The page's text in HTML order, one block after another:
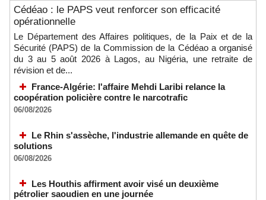
Cédéao : le PAPS veut renforcer son efficacité
opérationnelle
Le Département des Affaires politiques, de la Paix et de la
Sécurité (PAPS) de la Commission de la Cédéao a organisé
du 3 au 5 août 2026 à Lagos, au Nigéria, une retraite de
révision et de...
France-Algérie: l'affaire Mehdi Laribi relance la
coopération policière contre le narcotrafic
06/08/2026
Le Rhin s'assèche, l'industrie allemande en quête de
solutions
06/08/2026
Les Houthis affirment avoir visé un deuxième
pétrolier saoudien en une journée